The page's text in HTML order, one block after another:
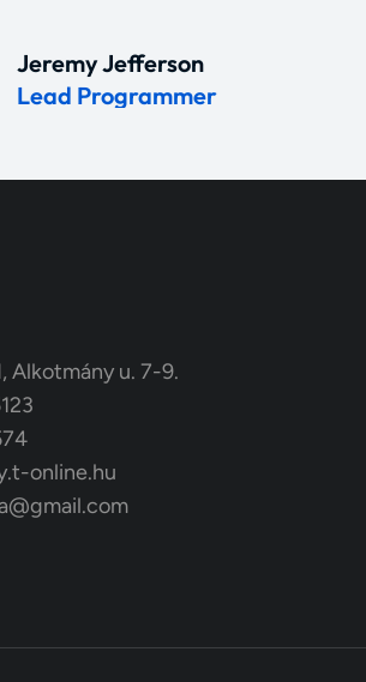
Jeremy Jefferson
Lead Programmer
Alkotmány u. 7-9.
online.hu